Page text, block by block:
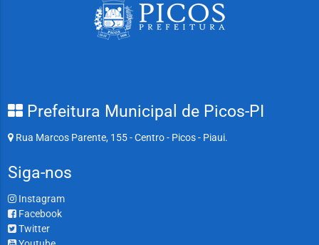
Prefeitura Municipal de Picos-PI
Rua Marcos Parente, 155 - Centro - Picos - Piaui.
Siga-nos
Instagram
Facebook
Twitter